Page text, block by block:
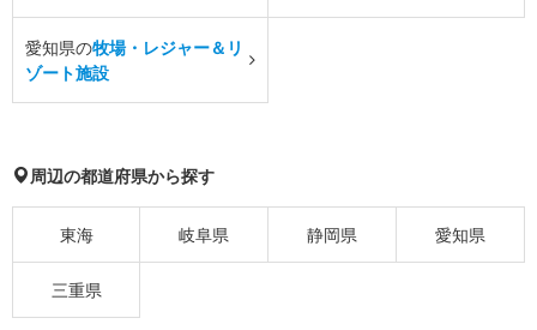
愛知県の牧場・レジャー＆リ
ゾート施設
周辺の都道府県から探す
東海 岐阜県 静岡県 愛知県
三重県